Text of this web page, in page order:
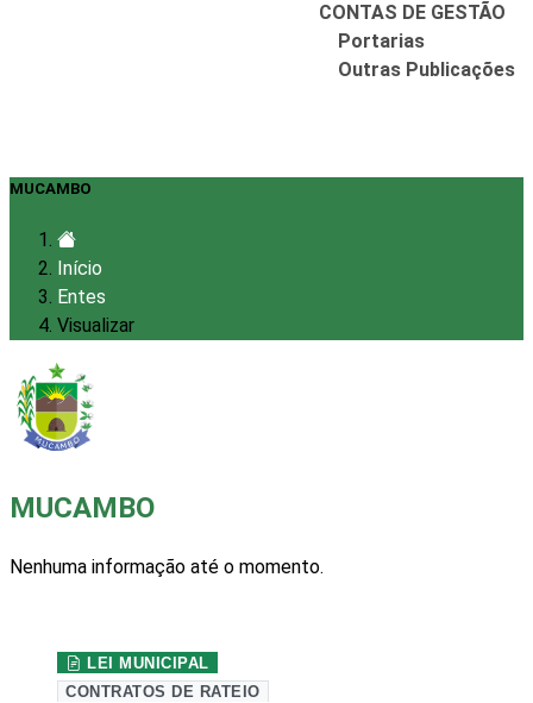
CONTAS DE GESTÃO
Portarias
Outras Publicações
MUCAMBO
Início
Entes
Visualizar
MUCAMBO
Nenhuma informação até o momento.
LEI MUNICIPAL
CONTRATOS DE RATEIO